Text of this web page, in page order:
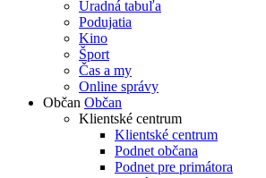
Úradná tabuľa
Podujatia
Kino
Šport
Čas a my
Online správy
Občan Občan
Klientské centrum
Klientské centrum
Podnet občana
Podnet pre primátora